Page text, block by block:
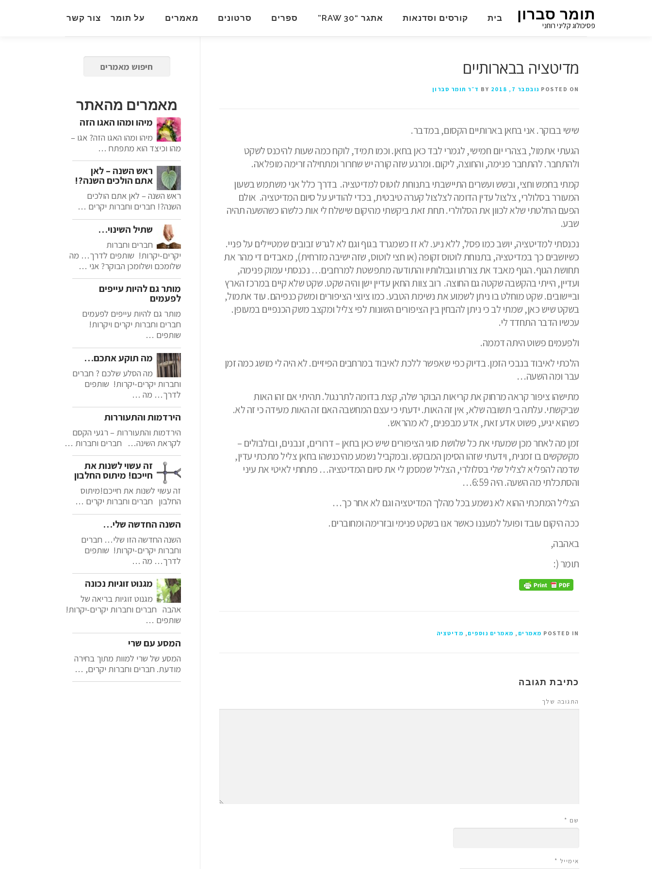
תומר סברון
פסיכולוג קליני רוחני
בית קורסים וסדנאות אתגר “RAW 30” ספרים סרטונים מאמרים על תומר צור קשר
מדיטציה בבארותיים
POSTED ON נובמבר 7, 2018 ד״ר תומר סברון
שישי בבוקר. אני בחאן בארותיים הקסום, במדבר.
הגעתי אתמול, בצהרי יום חמישי, לגמרי לבד כאן בחאן. וכמו תמיד, לוקח כמה שעות להיכנס לשקט
ולהתחבר. להתחבר פנימה, והחוצה, ליקום. ומרגע שזה קורה יש שחרור ומתחילה זרימה מופלאה.
קמתי בחמש וחצי, ובשש ועשרים התיישבתי בתנוחת לוטוס למדיטציה. בדרך כלל אני משתמש בשעון
המעורר בסלולרי, צלצול עדין הדומה לצלצול קערה טיבטית, בכדי להודיע על סיום המדיטציה. אולם
הפעם החלטתי שלא לכוון את הסלולרי. תחת זאת ביקשתי מהיקום שישלח לי אות כלשהו כשהשעה תהיה
שבע.
נכנסתי למדיטציה, יושב כמו פסל, ללא ניע. לא זז כשמגרד בגוף וגם לא לגרש זבובים שמטיילים על פניי.
כשיושבים כך במדיטציה, בתנוחת לוטוס זקופה (או חצי לוטוס, שזה ישיבה מזרחית), מאבדים די מהר את
תחושת הגוף. הגוף מאבד את צורתו וגבולותיו והתודעה מתפשטת למרחבים… נכנסתי עמוק פנימה,
ועדיין, הייתי בהקשבה שקטה גם החוצה. רוב צוות החאן עדיין ישן והיה שקט. שקט שלא קיים במרכז הארץ
וביישובים. שקט מוחלט בו ניתן לשמוע את נשימת הטבע. כמו ציוצי הציפורים ומשק כנפיהם. עוד אתמול,
בשקט שיש כאן, שמתי לב כי ניתן להבחין בין הציפורים השונות לפי צליל ומקצב משק הכנפיים במעופן.
עכשיו הדבר התחדד לי.
ולפעמים פשוט היתה דממה.
הלכתי לאיבוד בנבכי הזמן. בדיוק כפי שאפשר ללכת לאיבוד במרחבים הפיזיים. לא היה לי מושג כמה זמן
עבר ומה השעה…
מתישהו ציפור קראה מרחוק את קריאות הבוקר שלה, קצת בדומה לתרנגול. תהיתי אם זהו האות
שביקשתי. עלתה בי תשובה שלא, אין זה האות. ידעתי כי עצם המחשבה האם זה האות מעידה כי זה לא.
כשהוא יגיע, פשוט אדע זאת, אדע מבפנים, לא מהראש.
זמן מה לאחר מכן שמעתי את כל שלושת סוגי הציפורים שיש כאן בחאן – דרורים, זנבנים, ובולבולים –
מקשקשים בו זמנית, וידעתי שזהו הסימן המבוקש. ובמקביל נשמע מהיכנשהו בחאן צליל מתכתי עדין,
שדמה להפליא לצליל שלי בסלולרי, הצליל שמסמן לי את סיום המדיטציה… פתחתי לאיטי את עיני
והסתכלתי מה השעה. היה 6:59…
הצליל המתכתי ההוא לא נשמע בכל מהלך המדיטציה וגם לא אחר כך…
ככה היקום עובד ופועל למעננו כאשר אנו בשקט פנימי ובזרימה ומחוברים.
באהבה,
תומר (:
POSTED IN מאמרים , מאמרים נוספים , מדיטציה
כתיבת תגובה
התגובה שלך
שם *
אימייל *
מאמרים מהאתר
מיהו ומהו האגו הזה
מיהו ומהו האגו הזה? אגו –
מהו וכיצד הוא מתפתח …
ראש השנה – לאן
אתם הולכים השנה?!
ראש השנה – לאן אתם הולכים
השנה?! חברים וחברות יקרים …
שתיל השינוי…
חברים וחברות
יקרים-יקרות! שותפים לדרך… מה
שלומכם ושלומכן הבוקר? אני …
מותר גם להיות עייפים
לפעמים
מותר גם להיות עייפים לפעמים
חברים וחברות יקרים ויקרות!
שותפים …
מה תוקע אתכם…
מה הסלע שלכם ? חברים
וחברות יקרים-יקרות! שותפים
לדרך… מה …
הירדמות והתעוררות
הירדמות והתעוררות – רגעי הקסם
לקראת השינה… חברים וחברות …
זה עשוי לשנות את
חייכם! מיתוס החלבון
זה עשוי לשנות את חייכם!מיתוס
החלבון חברים וחברות יקרים …
השנה החדשה שלי…
השנה החדשה הזו שלי… חברים
וחברות יקרים-יקרות! שותפים
לדרך… מה …
מגנוט זוגיות נכונה
מגנוט זוגיות בריאה של
אהבה חברים וחברות יקרים-יקרות!
שותפים …
המסע עם שרי
המסע של שרי למוות מתוך בחירה
מודעת. חברים וחברות יקרים, …